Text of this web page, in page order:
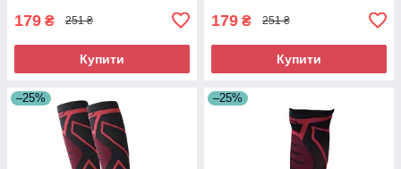
179 ₴ 251 ₴
Купити
179 ₴ 251 ₴
Купити
–25% –25%